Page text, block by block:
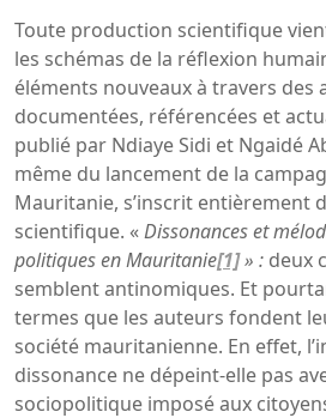
Toute production scientifique
les schémas de la réflexion
éléments nouveaux à travers des
documentées, référencées et
publié par Ndiaye Sidi et Ngaidé
même du lancement de la
Mauritanie, s’inscrit entièrement
scientifique. «Dissonances et
politiques en Mauritanie[1]» : deux
semblent antinomiques. Et
termes que les auteurs fondent
société mauritanienne. En effet,
dissonance ne dépeint-elle pas
sociopolitique imposé aux